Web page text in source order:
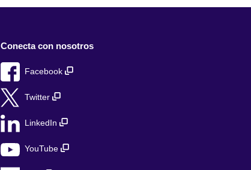
Conecta con nosotros
Facebook
Twitter
LinkedIn
YouTube